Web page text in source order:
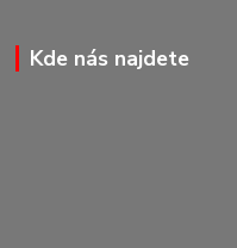
Kde nás najdete